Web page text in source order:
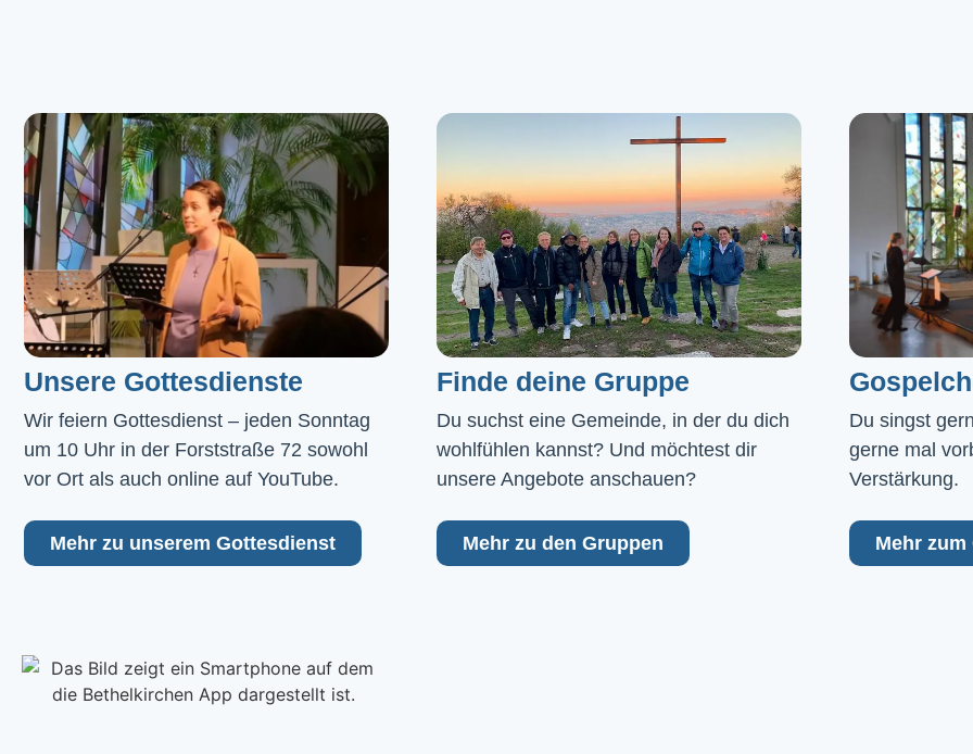
Unsere Gottesdienste
Wir feiern Gottesdienst – jeden Sonntag
um 10 Uhr in der Forststraße 72 sowohl
vor Ort als auch online auf YouTube.
Mehr zu unserem Gottesdienst
Finde deine Gruppe
Du suchst eine Gemeinde, in der du dich
wohlfühlen kannst? Und möchtest dir
unsere Angebote anschauen?
Mehr zu den Gruppen
Du singst
gerne mal
Verstärkung.
Mehr